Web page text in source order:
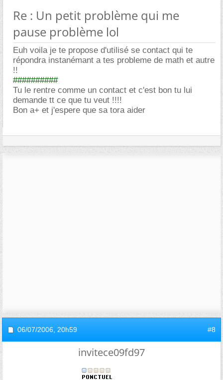
Re : Un petit problème qui me
pause problème lol
Euh voila je te propose d'utilisé se contact qui te
répondra instanémant a tes probleme de math et autre
!!
##########
Tu le rentre comme un contact et c'est bon tu lui
demande tt ce que tu veut !!!!
Bon a+ et j'espere que sa tora aider
06/07/2006, 20h59 #8
invitece09fd97